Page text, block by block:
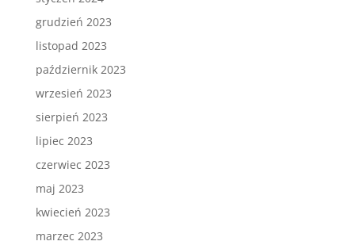
grudzień 2023
listopad 2023
październik 2023
wrzesień 2023
sierpień 2023
lipiec 2023
czerwiec 2023
maj 2023
kwiecień 2023
marzec 2023